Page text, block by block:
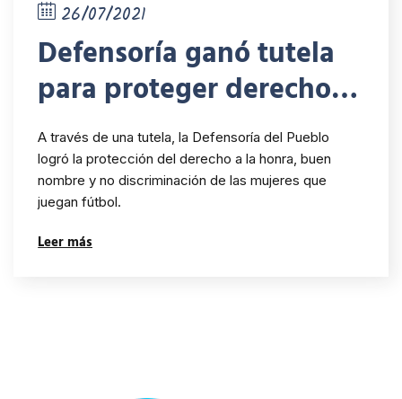
26/07/2021
Defensoría ganó tutela
para proteger derechos
de las mujeres
futbolistas
A través de una tutela, la Defensoría del Pueblo
logró la protección del derecho a la honra, buen
nombre y no discriminación de las mujeres que
juegan fútbol.
Leer más